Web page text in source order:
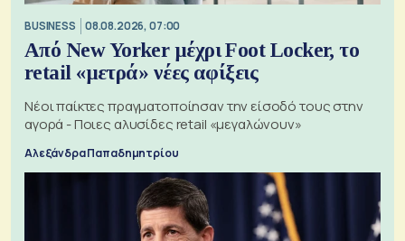
BUSINESS 08.08.2026, 07:00
Από New Yorker μέχρι Foot Locker, το
retail «μετρά» νέες αφίξεις
Νέοι παίκτες πραγματοποίησαν την είσοδό τους στην
αγορά - Ποιες αλυσίδες retail «μεγαλώνουν»
Αλεξάνδρα Παπαδημητρίου